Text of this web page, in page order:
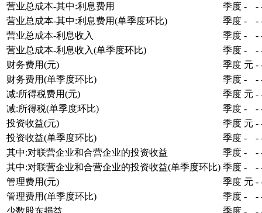
营业总成本-其中:利息费用
季度 - -
营业总成本-其中:利息费用(单季度环比)
季度 - -
营业总成本-利息收入
季度 - -
营业总成本-利息收入(单季度环比)
季度 - -
财务费用(元)
季度 元 -
财务费用(单季度环比)
季度 - -
减:所得税费用(元)
季度 元 -
减:所得税(单季度环比)
季度 - -
投资收益(元)
季度 元 -
投资收益(单季度环比)
季度 - -
其中:对联营企业和合营企业的投资收益
季度 - -
其中:对联营企业和合营企业的投资收益(单季度环比) 季度 - -
管理费用(元)
季度 元 -
管理费用(单季度环比)
季度 - -
少数股东损益
季度 - -